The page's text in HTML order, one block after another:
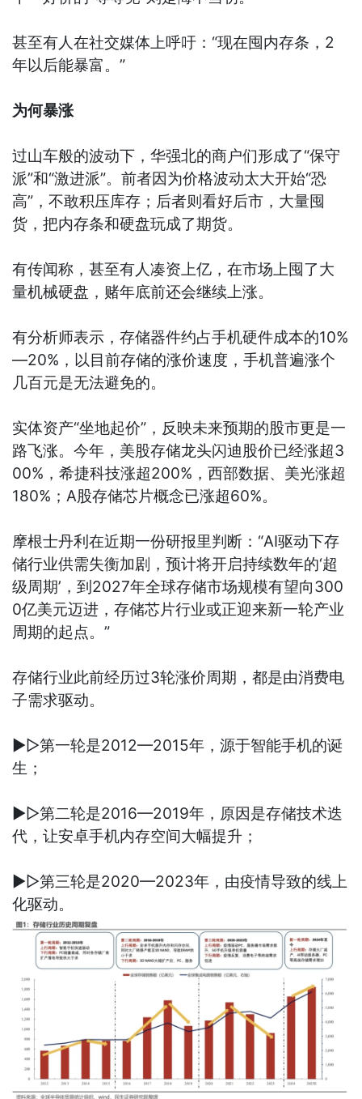
甚至有人在社交媒体上呼吁：“现在囤内存条，2
年以后能暴富。”
为何暴涨
过山车般的波动下，华强北的商户们形成了“保守
派”和“激进派”。前者因为价格波动太大开始“恐
高”，不敢积压库存；后者则看好后市，大量囤
货，把内存条和硬盘玩成了期货。
有传闻称，甚至有人凑资上亿，在市场上囤了大
量机械硬盘，赌年底前还会继续上涨。
有分析师表示，存储器件约占手机硬件成本的10%
—20%，以目前存储的涨价速度，手机普遍涨个
几百元是无法避免的。
实体资产“坐地起价”，反映未来预期的股市更是一
路飞涨。今年，美股存储龙头闪迪股价已经涨超3
00%，希捷科技涨超200%，西部数据、美光涨超
180%；A股存储芯片概念已涨超60%。
摩根士丹利在近期一份研报里判断：“AI驱动下存
储行业供需失衡加剧，预计将开启持续数年的‘超
级周期’，到2027年全球存储市场规模有望向300
0亿美元迈进，存储芯片行业或正迎来新一轮产业
周期的起点。”
存储行业此前经历过3轮涨价周期，都是由消费电
子需求驱动。
▶▷第一轮是2012—2015年，源于智能手机的诞
生；
▶▷第二轮是2016—2019年，原因是存储技术迭
代，让安卓手机内存空间大幅提升；
▶▷第三轮是2020—2023年，由疫情导致的线上
化驱动。